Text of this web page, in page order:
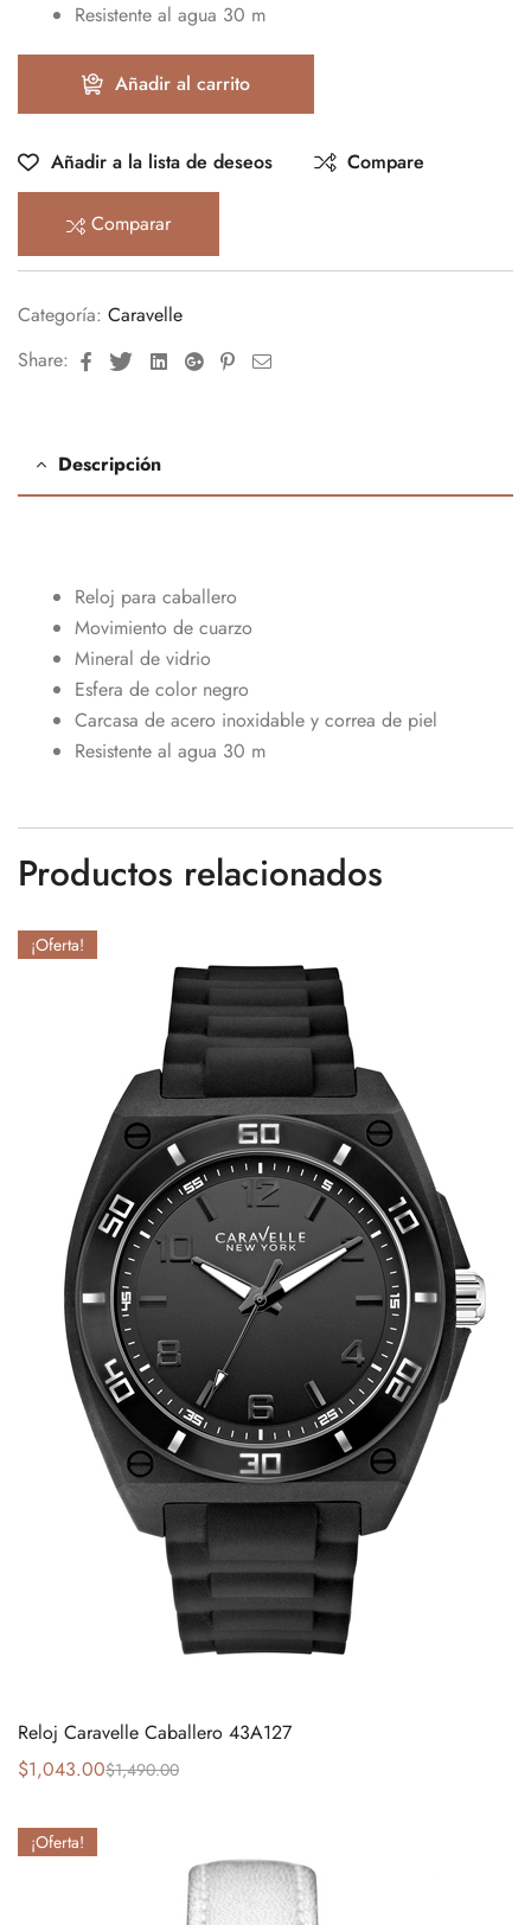
Resistente al agua 30 m
Añadir al carrito
Añadir a la lista de deseos Compare
Comparar
Categoría: Caravelle
Share:
FacebookTwitterLinkedinGoogle+Pinterest
Email
Descripción
Reloj para caballero
Movimiento de cuarzo
Mineral de vidrio
Esfera de color negro
Carcasa de acero inoxidable y correa de piel
Resistente al agua 30 m
Productos relacionados
¡Oferta!
Reloj Caravelle Caballero 43A127
$1,490.00
$1,043.00
¡Oferta!